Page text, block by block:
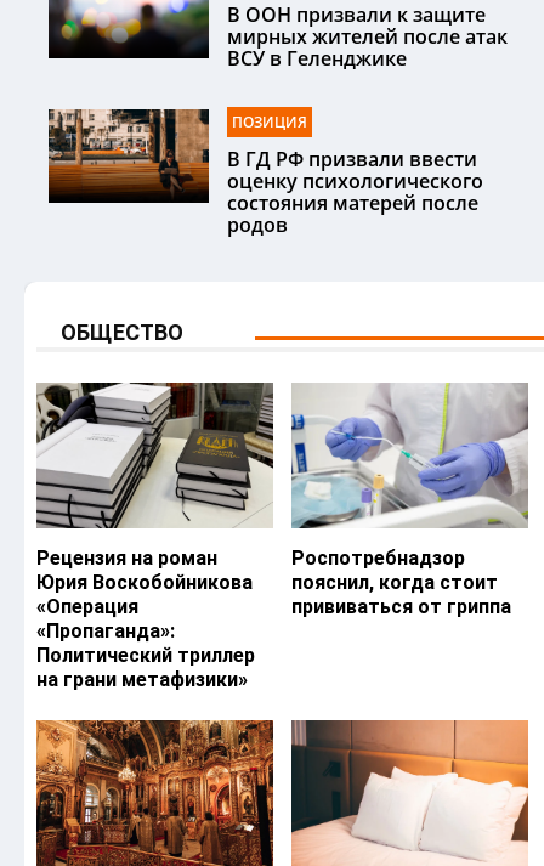
В ООН призвали к защите
мирных жителей после атак
ВСУ в Геленджике
ПОЗИЦИЯ
В ГД РФ призвали ввести
оценку психологического
состояния матерей после
родов
ОБЩЕСТВО
Рецензия на роман
Юрия Воскобойникова
«Операция
«Пропаганда»:
Политический триллер
на грани метафизики»
Роспотребнадзор
пояснил, когда стоит
прививаться от гриппа